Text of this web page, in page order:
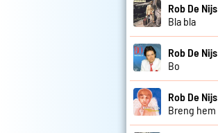
Rob De Nijs
Bla bla
Rob De Nijs
Bo
Rob De Nijs
Breng